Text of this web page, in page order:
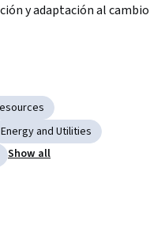
y adaptación al cambio
Energy and Utilities
Show all